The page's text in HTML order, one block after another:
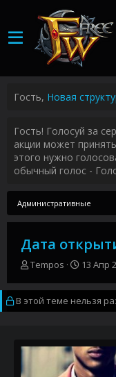
Гость, Новая
Гость! Голосуй за
акции может
этого нужно
обычный голос -
Административные
Дата
А
т
о
р
м
Tempos
Д
т
а
н
а
л
13 Апр
В этой теме нельзя